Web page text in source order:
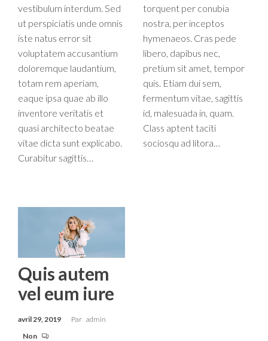
vestibulum interdum. Sed
ut perspiciatis unde omnis
iste natus error sit
voluptatem accusantium
doloremque laudantium,
totam rem aperiam,
eaque ipsa quae ab illo
inventore veritatis et
quasi architecto beatae
vitae dicta sunt explicabo.
Curabitur sagittis…
torquent per conubia
nostra, per inceptos
hymenaeos. Cras pede
libero, dapibus nec,
pretium sit amet, tempor
quis. Etiam dui sem,
fermentum vitae, sagittis
id, malesuada in, quam.
Class aptent taciti
sociosqu ad litora…
Quis autem
vel eum iure
avril 29, 2019 Par admin
Non